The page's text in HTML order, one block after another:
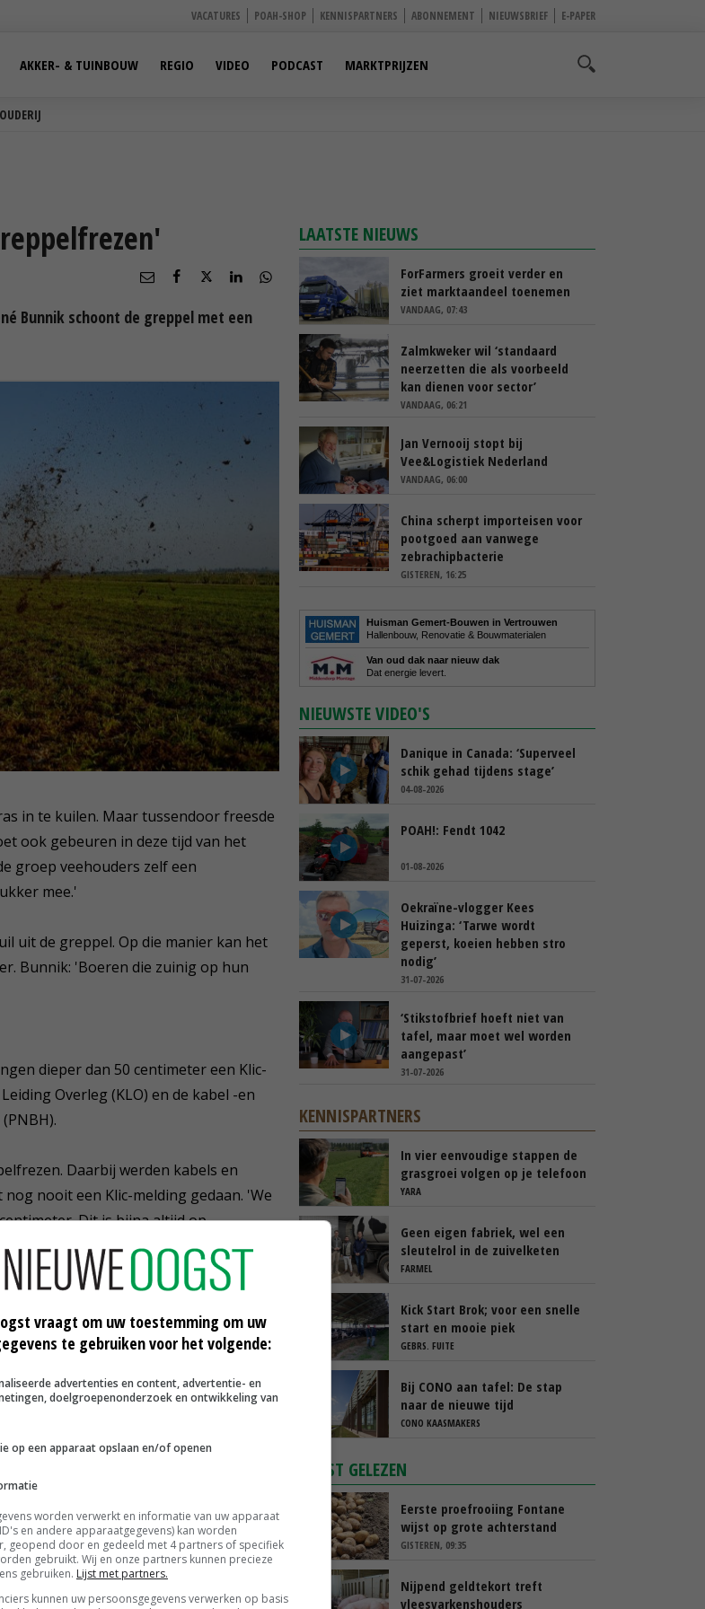
VACATURES POAH-SHOP KENNISPARTNERS ABONNEMENT NIEUWSBRIEF E-PAPER
AKKER- & TUINBOUW REGIO VIDEO PODCAST MARKTPRIJZEN
Bunnik schoont de greppel met een
in te kuilen. Maar tussendoor freesde
ook gebeuren in deze tijd van het
groep veehouders zelf een
mee.'
uit de greppel. Op die manier kan het
Bunnik: 'Boeren die zuinig op hun
dieper dan 50 centimeter een Klic-
Overleg (KLO) en de kabel -en
Daarbij werden kabels en
nooit een Klic-melding gedaan. 'We
Dit is bijna altijd op
frezen is volgens de loonwerker niet
Sleuven frezen richting sloot mag
vanaf 2021 niet meer
07-06-2018
LAATSTE NIEUWS
ForFarmers groeit verder en
ziet marktaandeel toenemen
VANDAAG, 07:43
Zalmkweker wil ‘standaard
neerzetten die als voorbeeld
kan dienen voor sector’
VANDAAG, 06:21
Jan Vernooij stopt bij
Vee&Logistiek Nederland
VANDAAG, 06:00
China scherpt importeisen voor
pootgoed aan vanwege
zebrachipbacterie
GISTEREN, 16:25
Huisman Gemert-Bouwen in Vertrouwen
Hallenbouw, Renovatie & Bouwmaterialen
Van oud dak naar nieuw dak
Dat energie levert.
NIEUWSTE VIDEO'S
Danique in Canada: ‘Superveel
schik gehad tijdens stage’
04-08-2026
POAH!: Fendt 1042
01-08-2026
Oekraïne-vlogger Kees
Huizinga: ‘Tarwe wordt
geperst, koeien hebben stro
nodig’
31-07-2026
‘Stikstofbrief hoeft niet van
tafel, maar moet wel worden
aangepast’
31-07-2026
KENNISPARTNERS
In vier eenvoudige stappen de
grasgroei volgen op je telefoon
YARA
Geen eigen fabriek, wel een
sleutelrol in de zuivelketen
FARMEL
Kick Start Brok; voor een snelle
start en mooie piek
GEBRS. FUITE
Bij CONO aan tafel: De stap
naar de nieuwe tijd
CONO KAASMAKERS
MEEST GELEZEN
Eerste proefrooiing Fontane
wijst op grote achterstand
GISTEREN, 09:35
Nijpend geldtekort treft
vleesvarkenshouders
vraagt om uw toestemming om uw
te gebruiken voor het volgende:
advertenties en content, advertentie- en
doelgroepenonderzoek en ontwikkeling van
op een apparaat opslaan en/of openen
worden verwerkt en informatie van uw apparaat
en andere apparaatgegevens) kan worden
geopend door en gedeeld met 4 partners of specifiek
gebruikt. Wij en onze partners kunnen precieze
gebruiken. Lijst met partners.
kunnen uw persoonsgegevens verwerken op basis